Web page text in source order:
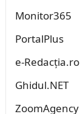
Monitor365
PortalPlus
e-Redacția.ro
Ghidul.NET
ZoomAgency